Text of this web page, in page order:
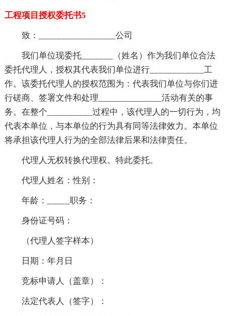
工程项目授权委托书5
致：_________________公司
我们单位现委托_______（姓名）作为我们单位合法
委托代理人，授权其代表我们单位进行____________工
作。该委托代理人的授权范围为：代表我们单位与你们进
行磋商、签署文件和处理______________活动有关的事
务。在整个__________过程中，该代理人的一切行为，均
代表本单位，与本单位的行为具有同等法律效力。本单位
将承担该代理人行为的全部法律后果和法律责任。
代理人无权转换代理权。特此委托。
代理人姓名：性别：
年龄：_____职务：
身份证号码：
（代理人签字样本）
日期：年月日
竞标申请人（盖章）：
法定代表人（签字）：